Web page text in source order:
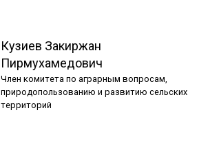
Кузиев Закиржан
Пирмухамедович
Член комитета по аграрным вопросам,
природопользованию и развитию сельских
территорий